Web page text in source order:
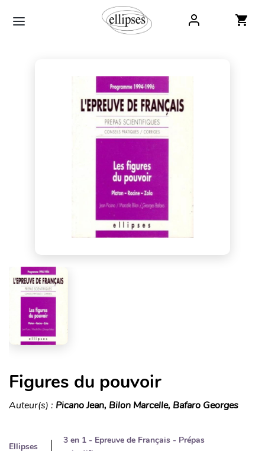
Figures du pouvoir
Auteur(s) : Picano Jean, Bilon Marcelle, Bafaro Georges
Ellipses
3 en 1 - Epreuve de Français - Prépas